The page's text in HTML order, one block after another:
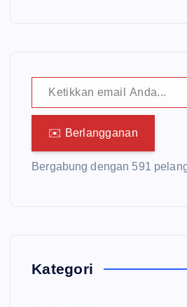
Ketikkan email Anda...
✉️ Berlangganan
Bergabung dengan 591
Kategori